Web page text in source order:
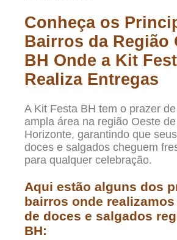
Conheça os
Bairros da Região
BH Onde a Kit
Realiza Entregas
A Kit Festa BH tem o prazer
ampla área na região Oeste
Horizonte, garantindo que
doces e salgados cheguem
para qualquer celebração.
Aqui estão alguns dos
bairros onde
de doces e salgados
BH: